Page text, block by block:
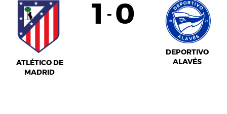
ATLÉTICO DE
MADRID
1 - 0
DEPORTIVO
ALAVÉS